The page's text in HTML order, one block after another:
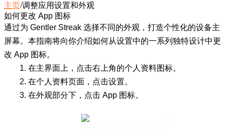
主页/调整应用设置和外观
如何更改 App 图标
通过为 Gentler Streak 选择不同的外观，打造个性化的设备主
屏幕。本指南将向你介绍如何从设置中的一系列独特设计中更
改 App 图标。
在主界面上，点击右上角的个人资料图标。
在个人资料页面，点击设置。
在外观部分下，点击 App 图标。